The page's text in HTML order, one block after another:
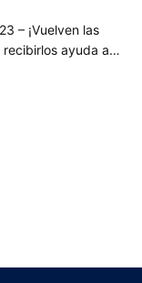
– ¡Vuelven las
recibirlos ayuda a…